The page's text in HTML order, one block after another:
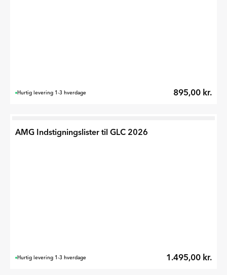
Hurtig levering 1-3 hverdage 895,00 kr.
AMG Indstigningslister til GLC 2026
Hurtig levering 1-3 hverdage 1.495,00 kr.